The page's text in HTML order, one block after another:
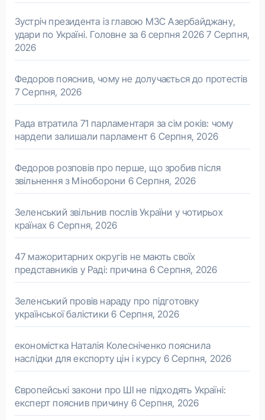
Зустріч президента із главою МЗС Азербайджану,
удари по Україні. Головне за 6 серпня 2026 7 Серпня,
2026
Федоров пояснив, чому не долучається до протестів
7 Серпня, 2026
Рада втратила 71 парламентаря за сім років: чому
нардепи залишали парламент 6 Серпня, 2026
Федоров розповів про перше, що зробив після
звільнення з Міноборони 6 Серпня, 2026
Зеленський звільнив послів України у чотирьох
країнах 6 Серпня, 2026
47 мажоритарних округів не мають своїх
представників у Раді: причина 6 Серпня, 2026
Зеленський провів нараду про підготовку
української балістики 6 Серпня, 2026
економістка Наталія Колесніченко пояснила
наслідки для експорту цін і курсу 6 Серпня, 2026
Європейські закони про ШІ не підходять Україні:
експерт пояснив причину 6 Серпня, 2026